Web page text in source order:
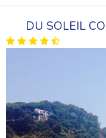
DU SOLEIL